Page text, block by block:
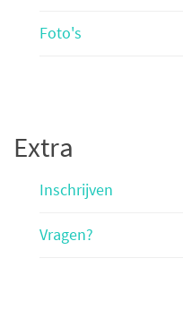
Foto's
Extra
Inschrijven
Vragen?